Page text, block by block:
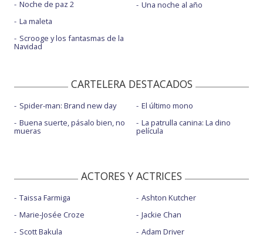
Noche de paz 2
La maleta
Scrooge y los fantasmas de la
Navidad
Una noche al año
CARTELERA DESTACADOS
Spider-man: Brand new day
Buena suerte, pásalo bien, no
mueras
El último mono
La patrulla canina: La dino
película
ACTORES Y ACTRICES
Taissa Farmiga
Marie-Josée Croze
Scott Bakula
Ashton Kutcher
Jackie Chan
Adam Driver